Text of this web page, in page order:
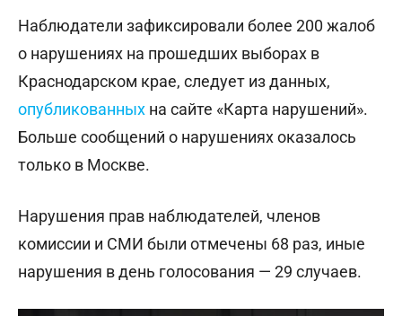
Наблюдатели зафиксировали более 200 жалоб
о нарушениях на прошедших выборах в
Краснодарском крае, следует из данных,
опубликованных на сайте «Карта нарушений».
Больше сообщений о нарушениях оказалось
только в Москве.
Нарушения прав наблюдателей, членов
комиссии и СМИ были отмечены 68 раз, иные
нарушения в день голосования — 29 случаев.